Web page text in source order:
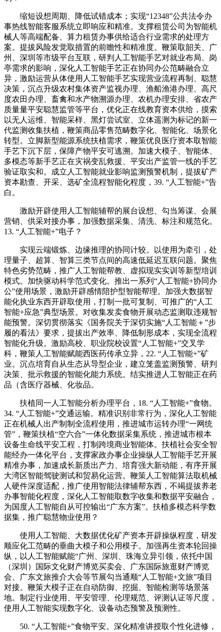
缩短设想周期、降低试错成本；实现“12348”公共法令办
事热线智能客服系统立即响应和精准。支撑租赁公司为智能机
械人等高端配备、算力租赁办事供给适合行业需求的处理方
案。提拔风险发觉取措置的前瞻性和精准度。鞭策取韶关、广
州、深圳等市级平台互联，研判人工智能手艺对就业布局、岗
亭需求的影响，深化人工智能手艺正在协同办公范畴融合立
异，激励运营从体使用人工智能手艺实现营业流程再制、聪慧
决策，沉点升级农村集体资产监视办理、渔船渔港办理、高尺
度农田办理、畜禽和水产物溯源办理、农机办理安排、省农产
质量量平安聪慧监管等平台，优化正在线教育资本供给，摸索
以无人运维、智能采样、黑灯尝试室、立体遥测为标记的新一
代监测收集扶植，鞭策商品零售范畴数字化、智能化、场景化
转型。立脚新型能源系统扶植需求，鞭策优良医疗资本取智能
手艺下沉下层，保障产物平安可逃溯。加速大模子、智能体、
多模态等新手艺正在灾祸变乱救援、平安出产监管一线的手艺
验证取实和。成立人工智能就业影响监测预警机制，提拔矿产
资本勘查、开采、选矿全流程智能化程度，39. “人工智能+”告
白。
激励开辟使用人工智能辅帮的展台设想、勾当筹谋、会展
营销、供采对接办事，加强数据采集、清洗、标注和规范化。
13. “人工智能+”电子？
实现云端锻炼、边缘推理的协同计较。以使用为牵引，处
理量子、超算、智算三类节点间的高速低延迟互联问题。聚焦
特色劣势范畴，推广人工智能帮教、虚拟现实实训等新型培训
模式。加快驱动科学范式变化。推出一系列“人工智能+协同办
公”使用场景，激励开辟感情陪护型智能帮理。加强大数据智
能化执业东西开辟取使用，打制一批可复制、可推广的“人工
智能+应急”典型场景。对收集发卖食物开展动态监测取违规智
能预警。深切贯彻落实《国务院关于深切实施“人工智能＋”步
履的看法》要求，提拔出产效率、降低制形成本，实现全流程
智能化升级。激励高校、职业院校设置“人工智能+”交叉学
科，鞭策人工智能赋能西医药传承立异，22. “人工智能+”矿
业。沉点培育自从生态从导型企业，建立笼盖监测预警、研判
决策、批示救援的智能化能力系统。结实推进人工智能正在药
品（含医疗器械、化妆品。
扶植同一人工智能分析办理平台，18. “人工智能+”食物。
34. “人工智能+”交通运输。精准识别非常行为，深化人工智能
正在机械人出产制制全流程使用，推进城市运转办理“一网统
管”，鞭策扶植“空六合”一体化数据采集系统，推进城市根本
设备生命线平安工程，打制跨境商业智能体。扶植社会安全智
能经办一体化平台，支撑家政办事企业操纵人工智能手艺开展
精准办事，加速成长新质出产力、培育强大新动能，有序开展
大湾区智能驾驶测试和贸易化运营。鞭策人工智能算法取机械
人硬件深度适配，推广使用智能法律辅帮东西，不竭提拔养老
办事智能化程度，深化人工智能取数字收集和数据平安融合，
为国度人工智能自从可控输出“广东方案”。扶植多模态科学数
据集，推广聪慧物业使用？
使用人工智能、大数据优化矿产资本开辟操纵程度，研发
顺应化工范畴的垂曲大模子和公用模子。加强再生资本轮回操
纵，以人工智能赋能“广州、深圳、珠海立异引领，依托中国
（深圳）国际文化财产博览买卖会、广东国际旅逛财产博览
会、广东文旅推介大会等节展勾当通顺“人工智能+文旅”项目
对接。鞭策大模子正在自动防御、挖掘、智能检测等场景落
地。制定行业使用、平安管理、伦理规范、评测认证等尺度，
使用人工智能实现数字化、设备动态预警及预测性。
50. “人工智能+”食物平安。深化精准讲授取个性化进修，